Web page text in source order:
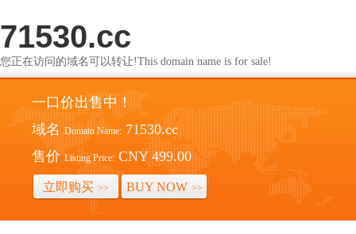
71530.cc
您正在访问的域名可以转让!This domain name is for sale!
一口价出售中！
域名 Domain Name: 71530.cc
售价 Listing Price: CNY 499.00
立即购买 >> BUY NOW >>